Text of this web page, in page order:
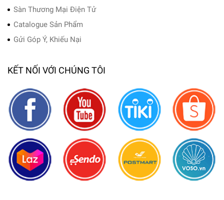
Sàn Thương Mại Điện Tử
Catalogue Sản Phẩm
Gửi Góp Ý, Khiếu Nại
KẾT NỐI VỚI CHÚNG TÔI